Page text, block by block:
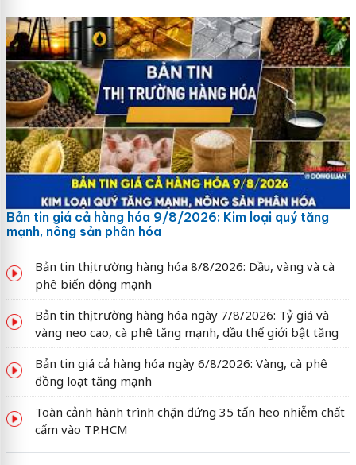
Bản tin giá cả hàng hóa 9/8/2026: Kim loại quý tăng
mạnh, nông sản phân hóa
Bản tin thị trường hàng hóa 8/8/2026: Dầu, vàng và cà
phê biến động mạnh
Bản tin thị trường hàng hóa ngày 7/8/2026: Tỷ giá và
vàng neo cao, cà phê tăng mạnh, dầu thế giới bật tăng
Bản tin giá cả hàng hóa ngày 6/8/2026: Vàng, cà phê
đồng loạt tăng mạnh
Toàn cảnh hành trình chặn đứng 35 tấn heo nhiễm chất
cấm vào TP.HCM